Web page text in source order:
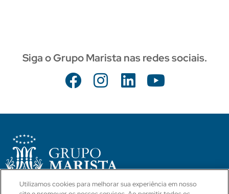
Siga o Grupo Marista nas redes sociais.
Utilizamos cookies para melhorar sua experiência em nosso